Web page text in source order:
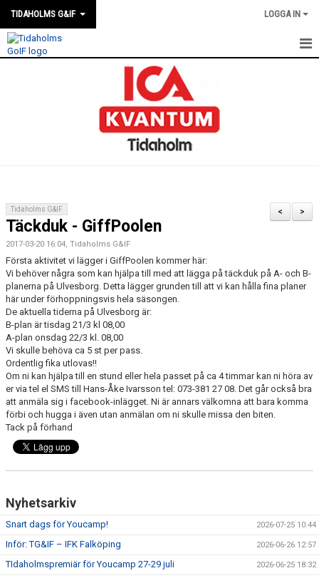
TIDAHOLMS G&IF LOGGA IN
FÖRENINGEN
SOUVENIRER
GAMLA GIFFS TORSDAGSTRÄFFAR
MATCHER
CUPER ARBETSBESKRIVNING
PLANSCHEMA
>
<
Tidaholms G&IF
Täckduk - GiffPoolen
2017-03-20 16:04, Tidaholms G&IF
Första aktivitet vi lägger i GiffPoolen kommer här:
Vi behöver några som kan hjälpa till med att lägga på täckduk på A- och B-
planerna på Ulvesborg. Detta lägger grunden till att vi kan hålla fina planer
här under förhoppningsvis hela säsongen.
De aktuella tiderna på Ulvesborg är:
B-plan är tisdag 21/3 kl 08,00
A-plan onsdag 22/3 kl. 08,00
Vi skulle behöva ca 5 st per pass.
Ordentlig fika utlovas!!
Om ni kan hjälpa till en stund eller hela passet på ca 4 timmar kan ni höra av
er via tel el SMS till Hans-Åke Ivarsson tel: 073-381 27 08. Det går också bra
att anmäla sig i facebook-inlägget. Ni är annars välkomna att bara komma
förbi och hugga i även utan anmälan om ni skulle missa den biten.
Tack på förhand
Nyhetsarkiv
Snart dags för Youcamp! 2026-07-25 10:44
Inför: TG&IF – IFK Falköping 2026-06-26 12:57
TIdaholmspremiär för Youcamp 27-29 juli 2026-06-25 18:32